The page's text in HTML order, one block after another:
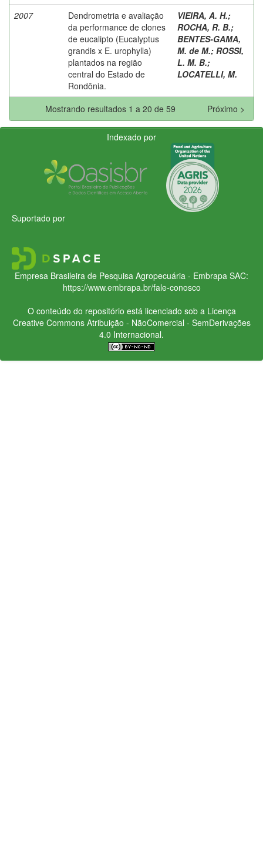
2007
Dendrometria e avaliação
da performance de clones
de eucalipto (Eucalyptus
grandis x E. urophylla)
plantados na região
central do Estado de
Rondônia.
VIEIRA, A. H.;
ROCHA, R. B.;
BENTES-GAMA,
M. de M.; ROSSI,
L. M. B.;
LOCATELLI, M.
Mostrando resultados 1 a 20 de 59 Próximo >
Indexado por
Suportado por
Empresa Brasileira de Pesquisa Agropecuária - Embrapa SAC:
https://www.embrapa.br/fale-conosco
O conteúdo do repositório está licenciado sob a Licença
Creative CommonsAtribuição - NãoComercial - SemDerivações
4.0 Internacional.